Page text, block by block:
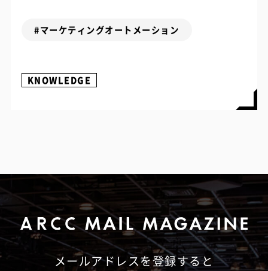
#マーケティングオートメーション
KNOWLEDGE
メールアドレスを登録すると